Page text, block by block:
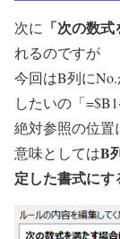
次に 「次の数
れるのですが
今回はB列に
したいの「
絶対参照の位置
意味としてはB
定した書式にす